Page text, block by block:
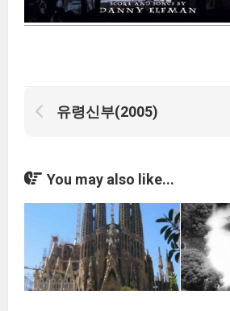
유령신부(2005)
You may also like...